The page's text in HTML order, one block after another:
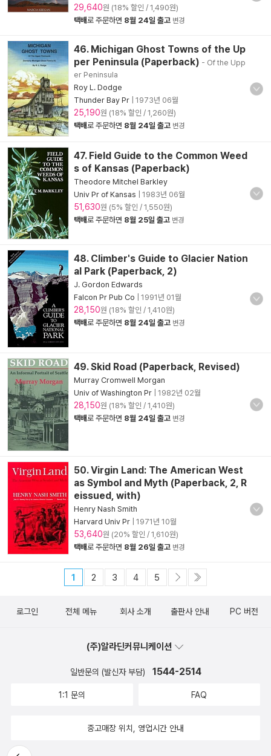
29,640원 (18% 할인 / 1,490원)
택배로 주문하면 8월 24일 출고 변경
46. Michigan Ghost Towns of the Up
per Peninsula (Paperback) - Of the Upp
er Peninsula
Roy L. Dodge
Thunder Bay Pr
1973년 06월
25,190원 (18% 할인 / 1,260원)
택배로 주문하면 8월 24일 출고 변경
47. Field Guide to the Common Weed
s of Kansas (Paperback)
Theodore Mitchel Barkley
Univ Pr of Kansas
1983년 06월
51,630원 (5% 할인 / 1,550원)
택배로 주문하면 8월 25일 출고 변경
48. Climber's Guide to Glacier Nation
al Park (Paperback, 2)
J. Gordon Edwards
Falcon Pr Pub Co
1991년 01월
28,150원 (18% 할인 / 1,410원)
택배로 주문하면 8월 24일 출고 변경
49. Skid Road (Paperback, Revised)
Murray Cromwell Morgan
Univ of Washington Pr
1982년 02월
28,150원 (18% 할인 / 1,410원)
택배로 주문하면 8월 24일 출고 변경
50. Virgin Land: The American West
as Symbol and Myth (Paperback, 2, R
eissued, with)
Henry Nash Smith
Harvard Univ Pr
1971년 10월
53,640원 (20% 할인 / 1,610원)
택배로 주문하면 8월 26일 출고 변경
1 2 3 4 5
뒤로가
로그인 전체 메뉴 회사 소개 출판사 안내 PC 버전
(주)알라딘커뮤니케이션
일반문의 (발신자 부담) 1544-2514
1:1 문의 FAQ
중고매장 위치, 영업시간 안내